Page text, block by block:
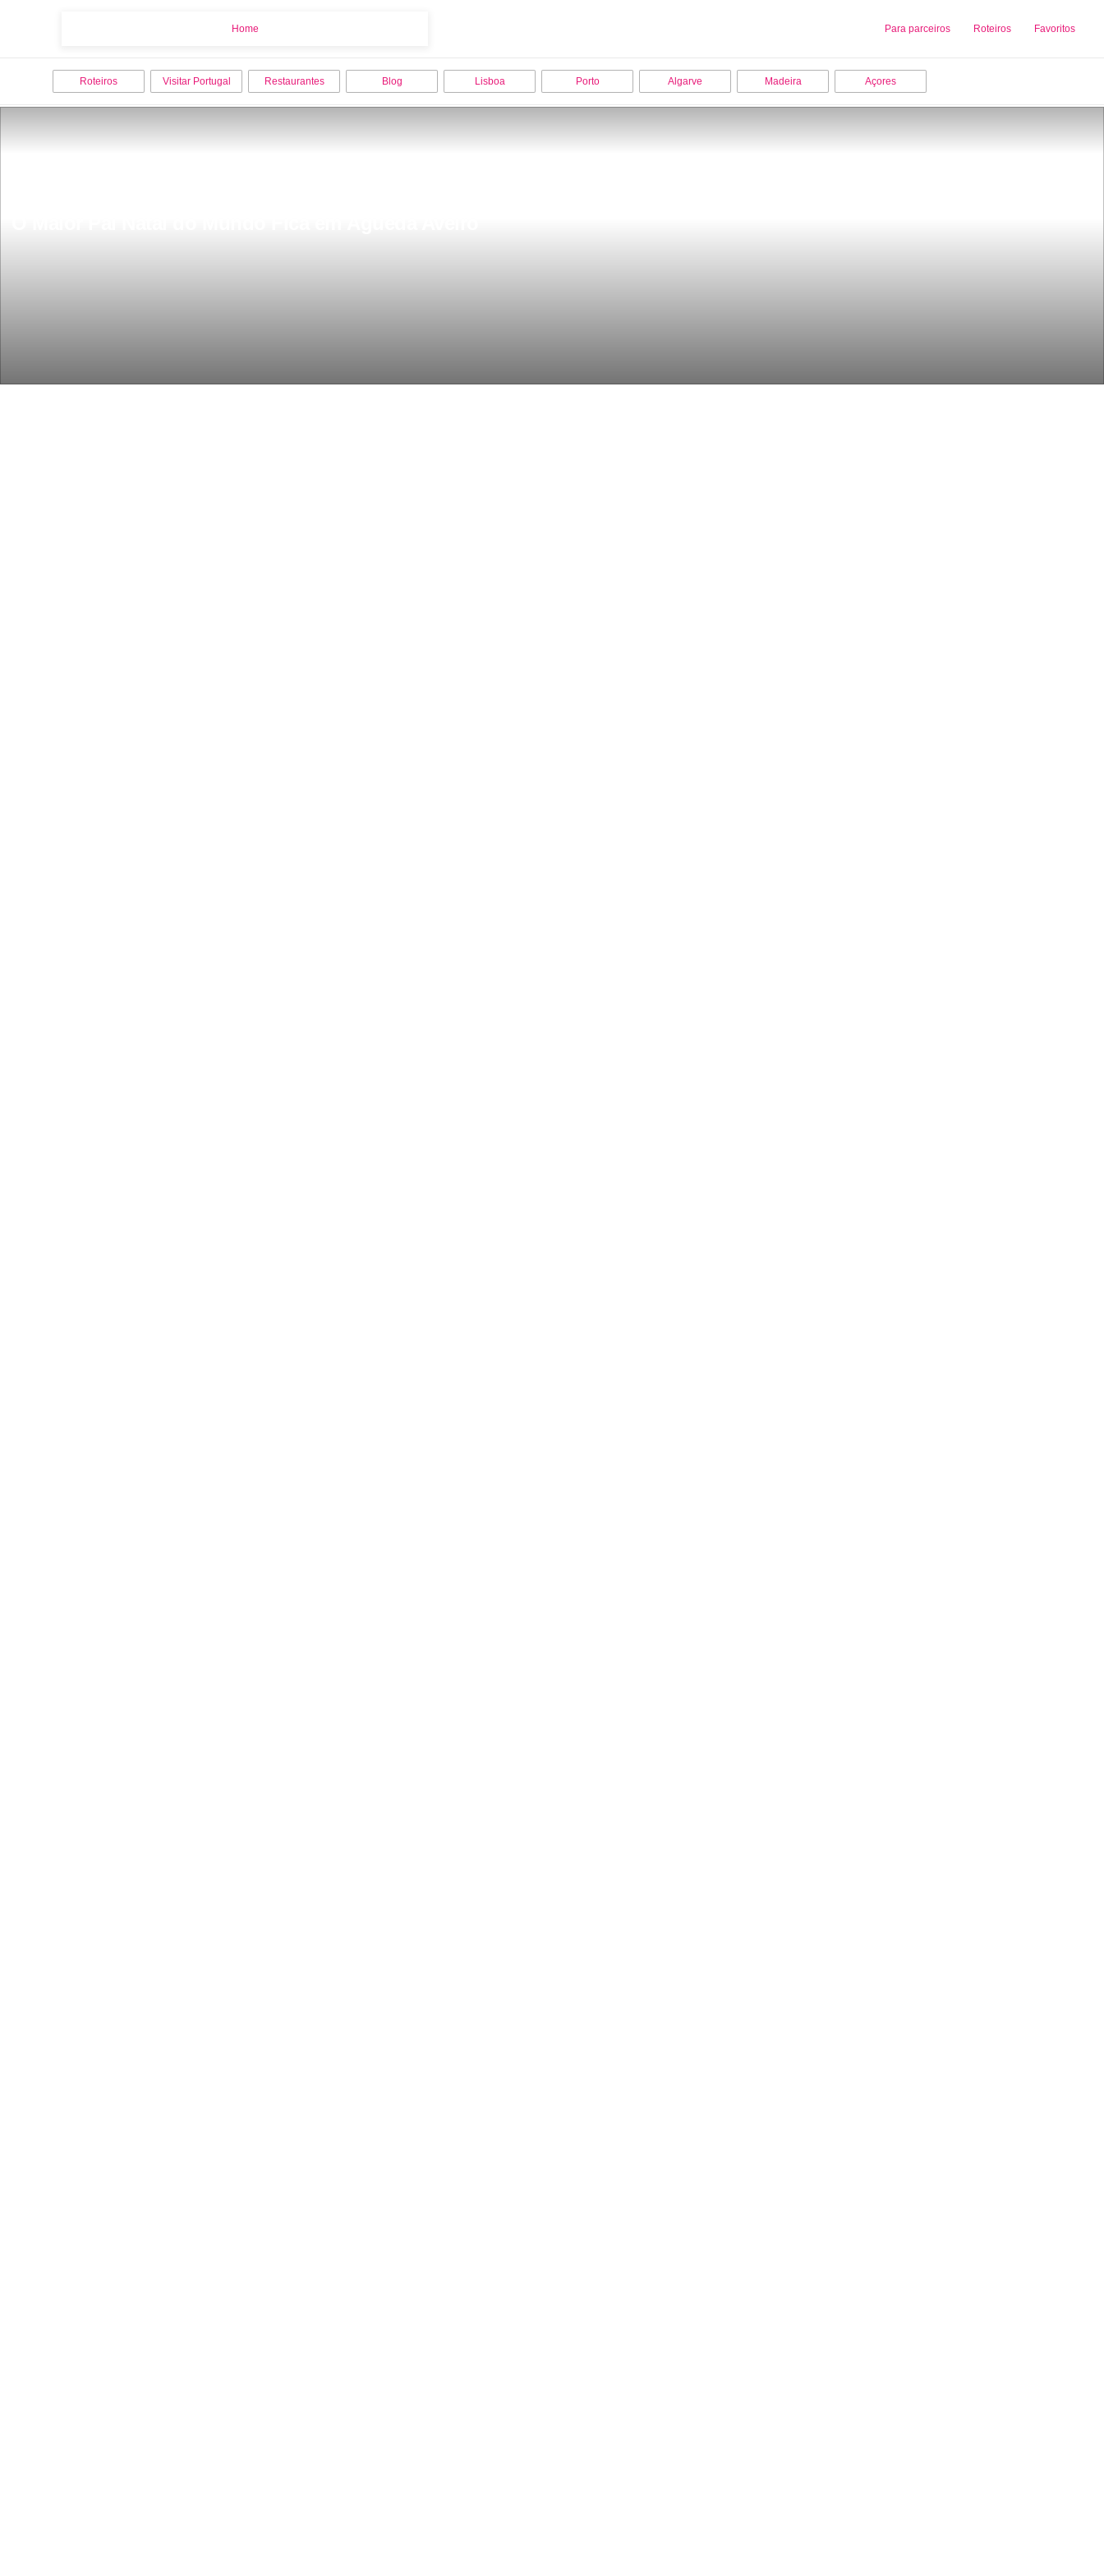
Home Para parceiros Roteiros Favoritos
Sobre nós Adicionar uma Empresa
Roteiros Visitar Portugal Restaurantes Blog Lisboa Porto Algarve Madeira Açores